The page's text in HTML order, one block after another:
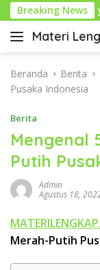
a
Breaking News
Baru Islam yang
Materi
I
f
o
e
n
d
i
i
a
n
Beranda Berita
Pusaka Indonesia
Berita
Mengenal
Putih
Admin
Agustus 18,
Merah-Putih